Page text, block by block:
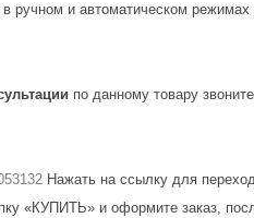
ручном и автоматическом режимах
по данному товару
Нажать на ссылку для
«КУПИТЬ» и оформите заказ,